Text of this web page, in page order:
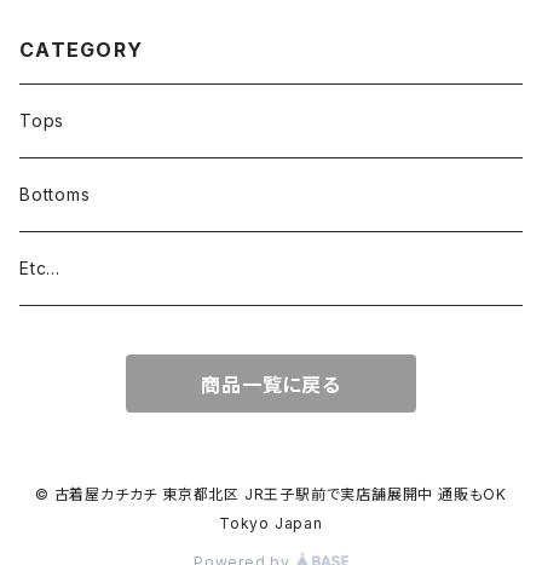
CATEGORY
Tops
Bottoms
Etc...
商品一覧に戻る
© 古着屋カチカチ 東京都北区 JR王子駅前で実店舗展開中 通販もOK
Tokyo Japan